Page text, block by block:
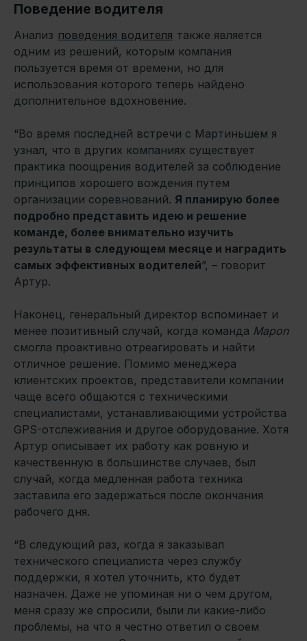
Поведение водителя
Анализ поведения водителя также является
одним из решений, которым компания
пользуется время от времени, но для
использования которого теперь найдено
дополнительное вдохновение.
“Во время последней встречи с Мартиньшем я
узнал, что в других компаниях существует
практика поощрения водителей за соблюдение
принципов хорошего вождения путем
организации соревнований. Я планирую более
подробно представить идею и решение
команде, более внимательно изучить
результаты в следующем месяце и наградить
самых эффективных водителей”, – говорит
Артур.
Наконец, генеральный директор вспоминает и
менее позитивный случай, когда команда Mapon
смогла проактивно отреагировать и найти
отличное решение. Помимо менеджера
клиентских проектов, представители компании
чаще всего общаются с техническими
специалистами, устанавливающими устройства
GPS-отслеживания и другое оборудование. Хотя
Артур описывает их работу как ровную и
качественную в большинстве случаев, был
случай, когда медленная работа техника
заставила его задержаться после окончания
рабочего дня.
“В следующий раз, когда я заказывал
технического специалиста через службу
поддержки, я хотел уточнить, кто будет
назначен. Даже не упоминая ни о чем другом,
меня сразу же спросили, были ли какие-либо
проблемы, на что я честно ответил о своем